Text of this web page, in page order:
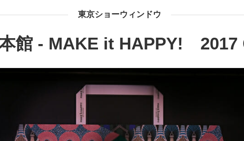
東京ショーウィンドウ
館 - MAKE it HAPPY! 2017